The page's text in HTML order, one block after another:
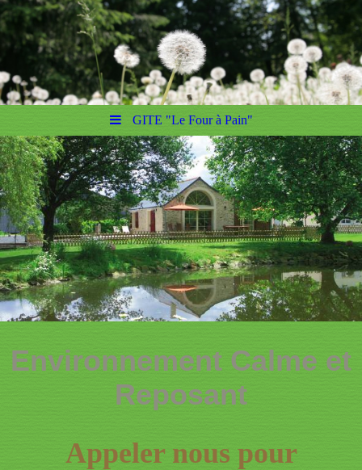
GITE "Le Four à Pain"
Environnement Calme et
Reposant
Appeler nous pour